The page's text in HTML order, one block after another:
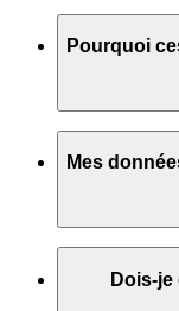
Pourquoi
Notre mission
ESG. Nous
taille, doit
Mes
Absolument.
Tous les
Nous
Dois-